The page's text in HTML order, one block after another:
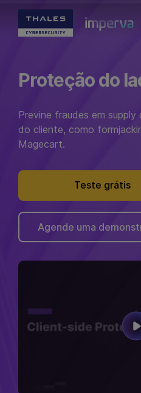
Proteção do
Previne fraudes em
do cliente, como
Magecart.
Teste grátis
Agende uma